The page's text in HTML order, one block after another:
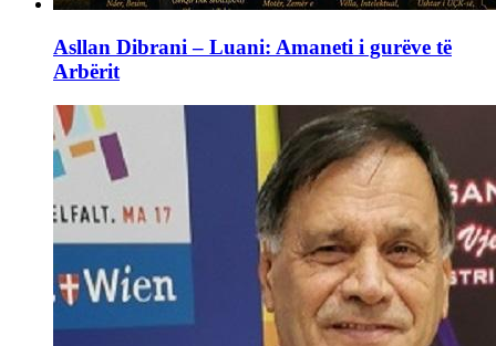
Asllan Dibrani – Luani: Amaneti i gurëve të
Arbërit